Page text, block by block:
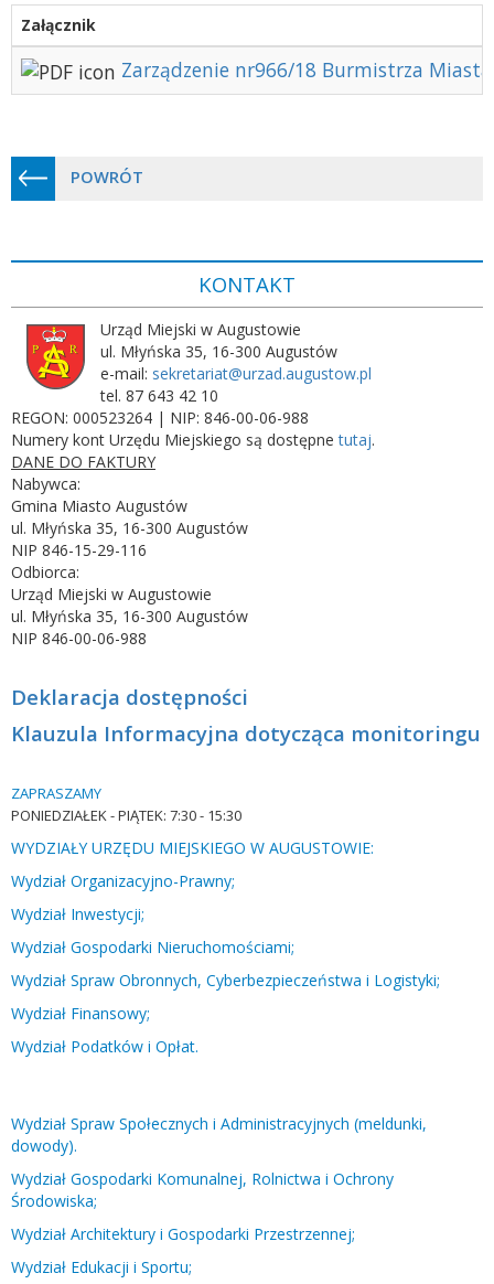
Załącznik
Zarządzenie nr966/18 Burmistrza
POWRÓT
KONTAKT
Urząd Miejski w Augustowie
ul. Młyńska 35, 16-300 Augustów
e-mail: sekretariat@urzad.augustow.pl
tel. 87 643 42 10
REGON: 000523264 | NIP: 846-00-06-988
Numery kont Urzędu Miejskiego są dostępnetutaj.
DANE DO FAKTURY
Nabywca:
Gmina Miasto Augustów
ul. Młyńska 35, 16-300 Augustów
NIP 846-15-29-116
Odbiorca:
Urząd Miejski w Augustowie
ul. Młyńska 35, 16-300 Augustów
NIP 846-00-06-988
Deklaracja dostępności
Klauzula Informacyjna dotycząca monitoringu
ZAPRASZAMY
PONIEDZIAŁEK -PIĄTEK: 7:30 - 15:30
WYDZIAŁY URZĘDU MIEJSKIEGO W AUGUSTOWIE:
Wydział Organizacyjno-Prawny;
Wydział Inwestycji;
Wydział Gospodarki Nieruchomościami;
Wydział Spraw Obronnych, Cyberbezpieczeństwa i Logistyki;
Wydział Finansowy;
Wydział Podatków i Opłat.
Wydział Spraw Społecznych i Administracyjnych (meldunki,
dowody).
Wydział Gospodarki Komunalnej, Rolnictwa i Ochrony
Środowiska;
Wydział Architektury i Gospodarki Przestrzennej;
Wydział Edukacji i Sportu;